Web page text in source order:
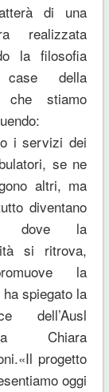
di una
realizzata
la filosofia
della
che stiamo
i servizi dei
se ne
altri, ma
diventano
dove la
si ritrova,
la
ha spiegato la
dell’Ausl
Chiara
.«Il progetto
oggi